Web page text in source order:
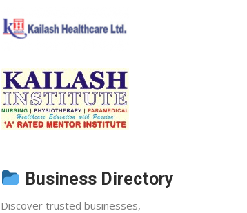
Business Directory
Discover trusted businesses,